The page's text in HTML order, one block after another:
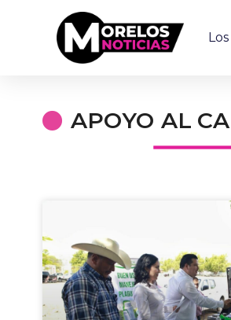
APOYO AL